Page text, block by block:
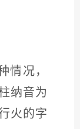
况，
纳音为
火的字